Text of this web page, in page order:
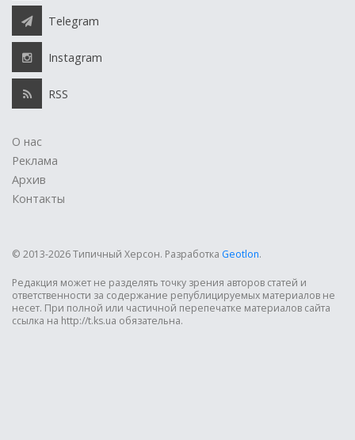
Telegram
Instagram
RSS
О нас
Реклама
Архив
Контакты
© 2013-2026 Типичный Херсон. Разработка Geotlon.
Редакция может не разделять точку зрения авторов статей и
ответственности за содержание републицируемых материалов не
несет. При полной или частичной перепечатке материалов сайта
ссылка на http://t.ks.ua обязательна.